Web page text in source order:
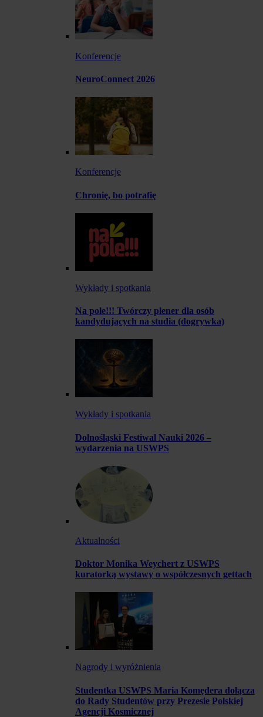
Konferencje
NeuroConnect 2026
Konferencje
Chronię, bo potrafię
Wykłady i spotkania
Na pole!!! Twórczy plener dla osób
kandydujących na studia (dogrywka)
Wykłady i spotkania
Dolnośląski Festiwal Nauki 2026 –
wydarzenia na USWPS
Aktualności
Doktor Monika Weychert z USWPS
kuratorką wystawy o współczesnych gettach
Nagrody i wyróżnienia
Studentka USWPS Maria Komędera dołącza
do Rady Studentów przy Prezesie Polskiej
Agencji Kosmicznej